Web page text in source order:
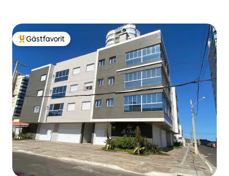
Populär gästfavorit
Gästfavorit